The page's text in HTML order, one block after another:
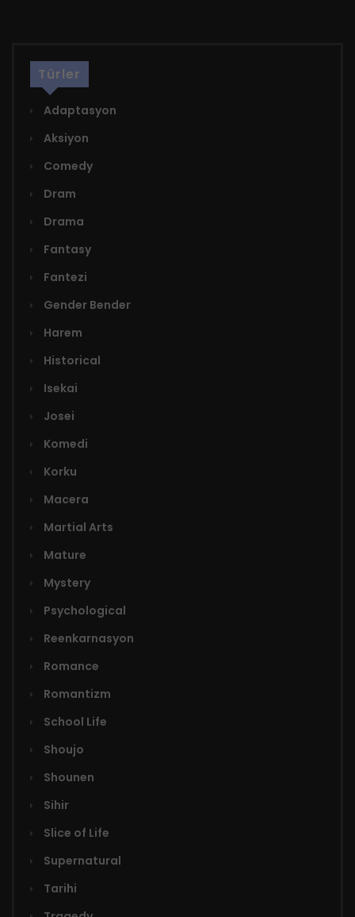
Bölüm 21
26 Şubat 2026
Bölüm 20
26 Şubat 2026
Bölüm 18
26 Şubat 2026
Bölüm 17
26 Şubat 2026
Bölüm 15
26 Şubat 2026
Bölüm 14
26 Şubat 2026
Bölüm 12
26 Şubat 2026
Bölüm 11
26 Şubat 2026
Bölüm 09
26 Şubat 2026
Türler
Adaptasyon
Aksiyon
Comedy
Dram
Drama
Fantasy
Fantezi
Gender Bender
Harem
Historical
Isekai
Josei
Komedi
Korku
Macera
Martial Arts
Mature
Mystery
Psychological
Reenkarnasyon
Romance
Romantizm
School Life
Shoujo
Shounen
Sihir
Slice of Life
Supernatural
Tarihi